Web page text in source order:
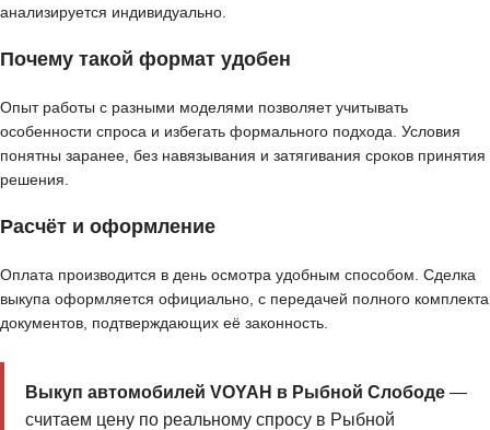
анализируется индивидуально.
Почему такой формат удобен
Опыт работы с разными моделями позволяет учитывать
особенности спроса и избегать формального подхода. Условия
понятны заранее, без навязывания и затягивания сроков принятия
решения.
Расчёт и оформление
Оплата производится в день осмотра удобным способом. Сделка
выкупа оформляется официально, с передачей полного комплекта
документов, подтверждающих её законность.
Выкуп автомобилей VOYAH в Рыбной Слободе—
считаем цену по реальному спросу в Рыбной